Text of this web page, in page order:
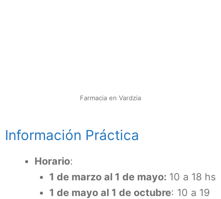
Farmacia en Vardzia
Información Práctica
Horario:
1 de marzo al 1 de mayo: 10 a 18 hs
1 de mayo al 1 de octubre: 10 a 19